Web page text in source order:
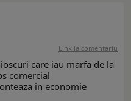
Link la comentariu
care iau marfa de la
comercial
in economie